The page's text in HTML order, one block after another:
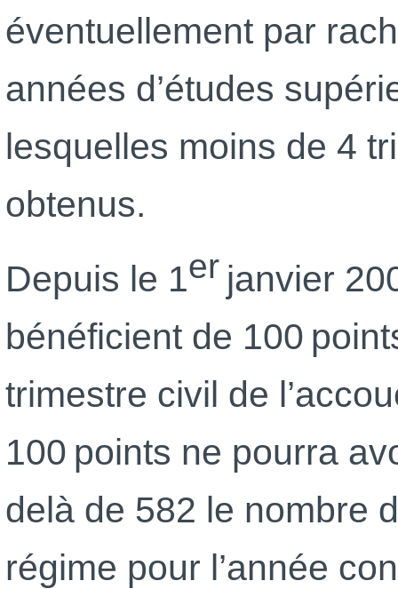
éventuellement par
années d’études
lesquelles moins de 4
obtenus.
Depuis le 1er janvier
bénéficient de 100
trimestre civil de
100 points ne pourra
delà de 582 le nombre
régime pour l’année